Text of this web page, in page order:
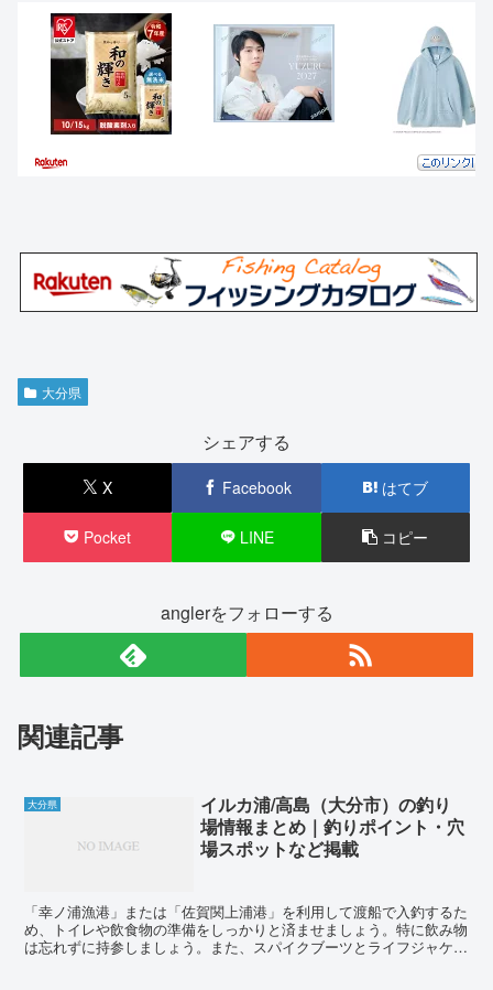
大分県
シェアする
X Facebook はてブ
Pocket LINE コピー
anglerをフォローする
関連記事
大分県
イルカ浦/高島（大分市）の釣り
場情報まとめ｜釣りポイント・穴
場スポットなど掲載
「幸ノ浦漁港」または「佐賀関上浦港」を利用して渡船で入釣するた
め、トイレや飲食物の準備をしっかりと済ませましょう。特に飲み物
は忘れずに持参しましょう。また、スパイクブーツとライフジャケッ